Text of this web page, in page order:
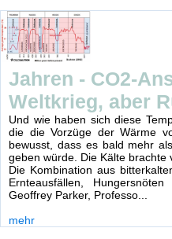
Jahren - CO2-
Weltkrieg, aber
Und wie haben sich diese
die die Vorzüge der Wärme
bewusst, dass es bald mehr
geben würde. Die Kälte
Die Kombination aus
Ernteausfällen,
Geoffrey Parker, Professo...
mehr